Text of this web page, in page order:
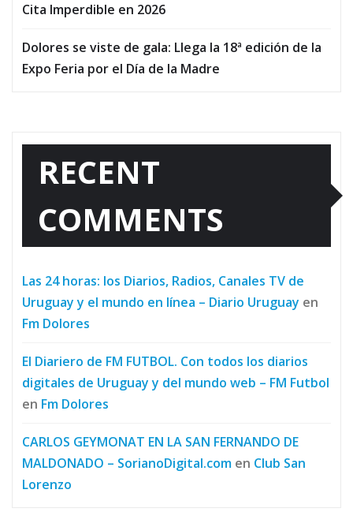
Cita Imperdible en 2026
Dolores se viste de gala: Llega la 18ª edición de la
Expo Feria por el Día de la Madre
RECENT
COMMENTS
Las 24 horas: los Diarios, Radios, Canales TV de
Uruguay y el mundo en línea – Diario Uruguay en
Fm Dolores
El Diariero de FM FUTBOL. Con todos los diarios
digitales de Uruguay y del mundo web – FM Futbol
en Fm Dolores
CARLOS GEYMONAT EN LA SAN FERNANDO DE
MALDONADO – SorianoDigital.com en Club San
Lorenzo